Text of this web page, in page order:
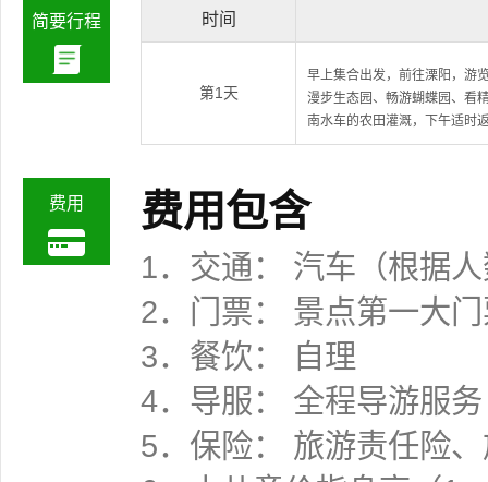
简要行程 时间
第1天
早上集合出发，前往溧阳，游
漫步生态园、畅游蝴蝶园、看
南水车的农田灌溉，下午适时
费用 费用包含
1．交通： 汽车（根据
2．门票： 景点第一大
3．餐饮： 自理
4．导服： 全程导游服务
5．保险： 旅游责任险